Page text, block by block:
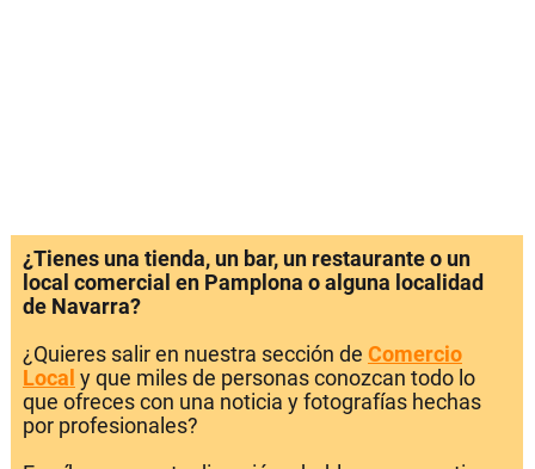
¿Tienes una tienda, un bar, un restaurante o un
local comercial en Pamplona o alguna localidad
de Navarra?
¿Quieres salir en nuestra sección de Comercio
Local y que miles de personas conozcan todo lo
que ofreces con una noticia y fotografías hechas
por profesionales?